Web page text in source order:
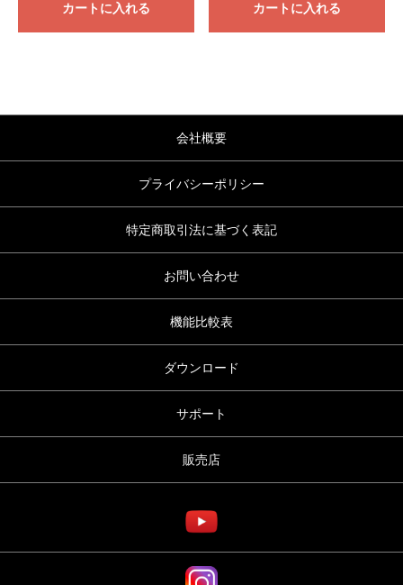
カートに入れる カートに入れる
会社概要
プライバシーポリシー
特定商取引法に基づく表記
お問い合わせ
機能比較表
ダウンロード
サポート
販売店